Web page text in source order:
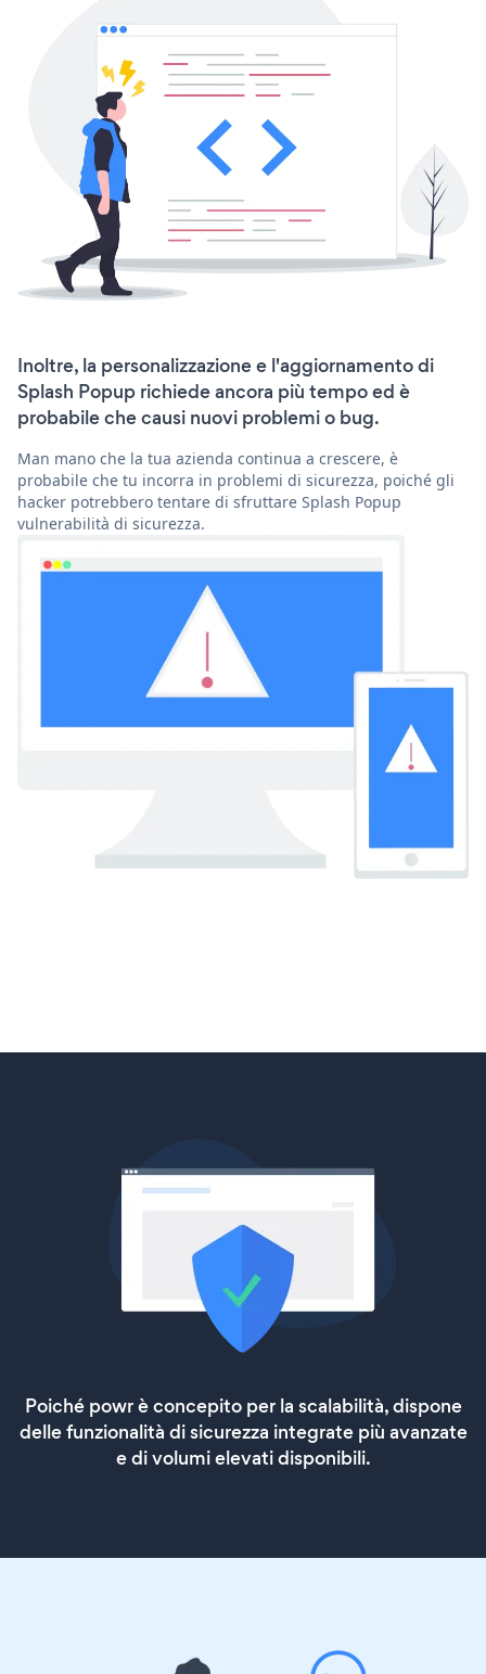
Inoltre, la personalizzazione e l'aggiornamento di
Splash Popup richiede ancora più tempo ed è
probabile che causi nuovi problemi o bug.
Man mano che la tua azienda continua a crescere, è
probabile che tu incorra in problemi di sicurezza, poiché gli
hacker potrebbero tentare di sfruttare Splash Popup
vulnerabilità di sicurezza.
Poiché powr è concepito per la scalabilità, dispone
delle funzionalità di sicurezza integrate più avanzate
e di volumi elevati disponibili.